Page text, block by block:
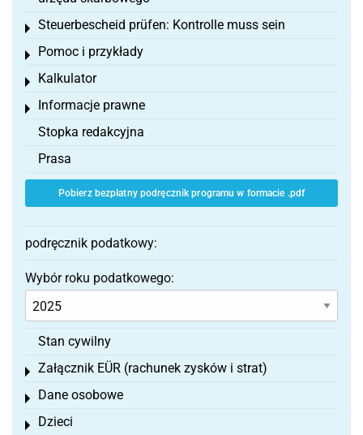
Steuerbescheid prüfen: Kontrolle muss sein
Toggle menu
Pomoc i przykłady
Toggle menu
Kalkulator
Toggle menu
Informacje prawne
Toggle menu
Stopka redakcyjna
Prasa
Pobierz bezpłatny podręcznik programu w formacie .pdf
podręcznik podatkowy:
Wybór roku podatkowego:
Stan cywilny
Załącznik EÜR (rachunek zysków i strat)
Toggle menu
Dane osobowe
Toggle menu
Dzieci
Toggle menu